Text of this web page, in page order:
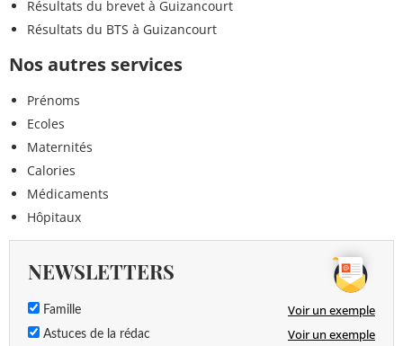
Résultats du brevet à Guizancourt
Résultats du BTS à Guizancourt
Nos autres services
Prénoms
Ecoles
Maternités
Calories
Médicaments
Hôpitaux
NEWSLETTERS
Famille Voir un exemple
Astuces de la rédac Voir un exemple